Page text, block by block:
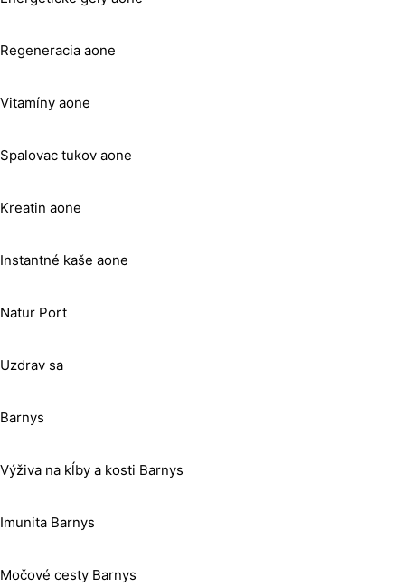
Regeneracia aone
Vitamíny aone
Spalovac tukov aone
Kreatin aone
Instantné kaše aone
Natur Port
Uzdrav sa
Barnys
Výživa na kĺby a kosti Barnys
Imunita Barnys
Močové cesty Barnys